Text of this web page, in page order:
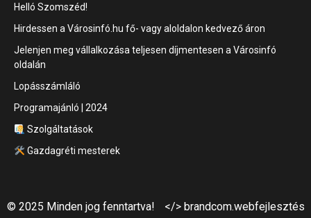
Helló Szomszéd!
Hirdessen a Városinfó.hu fő- vagy aloldalon kedvező áron
Jelenjen meg vállalkozása teljesen díjmentesen a Városinfó
oldalán
Lopásszámláló
Programajánló | 2024
Szolgáltatások
Gazdagréti mesterek
© 2025 Minden jog fenntartva! </> brandcom.webfejlesztés